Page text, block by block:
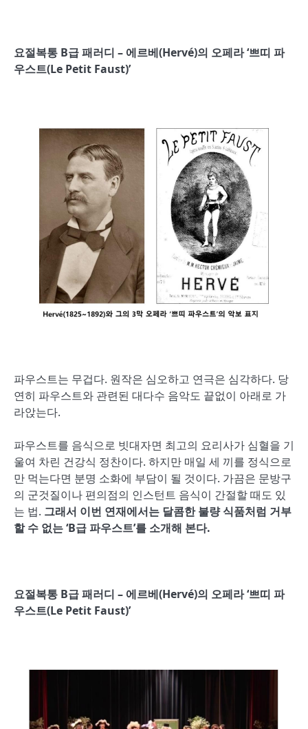
요절복통 B급 패러디 – 에르베(Hervé)의 오페라 ‘쁘띠 파
우스트(Le Petit Faust)’
파우스트는 무겁다. 원작은 심오하고 연극은 심각하다. 당
연히 파우스트와 관련된 대다수 음악도 끝없이 아래로 가
라앉는다.
파우스트를 음식으로 빗대자면 최고의 요리사가 심혈을 기
울여 차린 건강식 정찬이다. 하지만 매일 세 끼를 정식으로
만 먹는다면 분명 소화에 부담이 될 것이다. 가끔은 문방구
의 군것질이나 편의점의 인스턴트 음식이 간절할 때도 있
는 법. 그래서 이번 연재에서는 달콤한 불량 식품처럼 거부
할 수 없는 ‘B급 파우스트’를 소개해 본다.
요절복통 B급 패러디 – 에르베(Hervé)의 오페라 ‘쁘띠 파
우스트(Le Petit Faust)’